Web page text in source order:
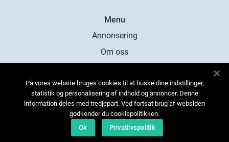
Menu
Annonsering
Om oss
Kontakta oss
Sitemap
På vores website bruges cookies til at huske dine indstillinger,
statistik og personalisering af indhold og annoncer. Denne
information deles med tredjepart. Ved fortsat brug af websiden
godkender du cookiepolitikken.
Ok
Privatlivspolitik